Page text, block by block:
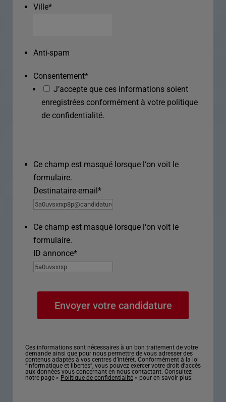
Ville*
Anti-spam
Consentement*
J’accepte que ces informations soient
enregistrées conformément à votre politique
de confidentialité.
Ce champ est masqué lorsque l‘on voit le
formulaire.
Destinataire-email*
Ce champ est masqué lorsque l‘on voit le
formulaire.
ID annonce*
Ces informations sont nécessaires à un bon traitement de votre
demande ainsi que pour nous permettre de vous adresser des
contenus adaptés à vos centres d’intérêt. Conformément à la loi
“informatique et libertés”, vous pouvez exercer votre droit d’accès
aux données vous concernant en nous contactant. Consultez
notre page « Politique de confidentialité » pour en savoir plus.